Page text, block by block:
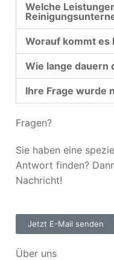
Welche
Worauf kommt es
Wie lange dauern
Ihre Frage wurde
Fragen?
Sie haben eine
Antwort finden?
Nachricht!
Jetzt E-Mail senden
Über uns